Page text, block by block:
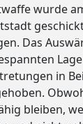
wurde
Das
in
bleiben,